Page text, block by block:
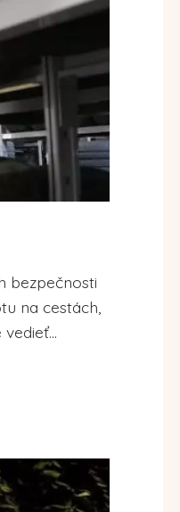
bezpečnosti
na cestách,